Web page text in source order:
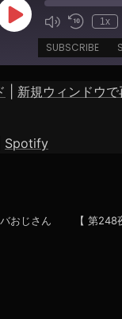
Play
Episode
1x
SUBSCRIBE
Spotify
新規ウィンドウで
Spotify
おじさん 【 第